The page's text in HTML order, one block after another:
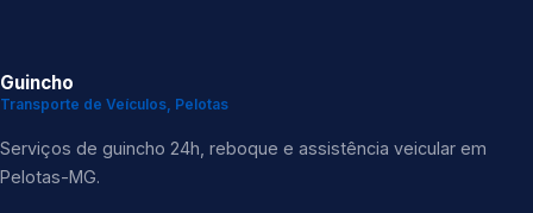
Guincho
Transporte de Veículos, Pelotas
Serviços de guincho 24h, reboque e assistência veicular em
Pelotas-MG.